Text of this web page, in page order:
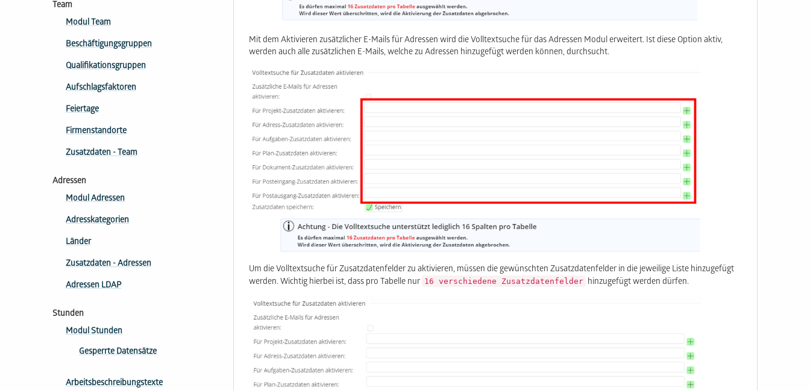
Team
Modul Team
Beschäftigungsgruppen
Qua­li­fi­ka­tions­gruppen
Aufschlagsfaktoren
Feiertage
Firmen­standorte
Zusatzdaten - Team
Adressen
Modul Adressen
Adresskategorien
Länder
Zusatzdaten - Adressen
Adressen LDAP
Stunden
Modul Stunden
Gesperrte Datensätze
Arbeitsbeschreibungstexte
Mit dem Aktivieren zusätzlicher E-Mails für Adressen wird die Volltextsuche für das Adressen Modul erweitert. Ist diese Option aktiv,
werden auch alle zusätzlichen E-Mails, welche zu Adressen hinzugefügt werden können, durchsucht.
Um die Volltextsuche für Zusatzdatenfelder zu aktivieren, müssen die gewünschten Zusatzdatenfelder in die jeweilige Liste hinzugefügt
werden. Wichtig hierbei ist, dass pro Tabelle nur 16 verschiedene Zusatzdatenfelder hinzugefügt werden dürfen.